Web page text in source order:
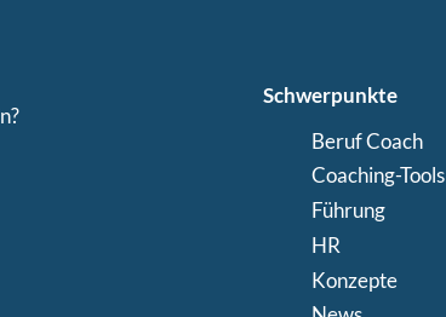
Schwerpunkte
Beruf Coach
Coaching-Tools
Führung
HR
Konzepte